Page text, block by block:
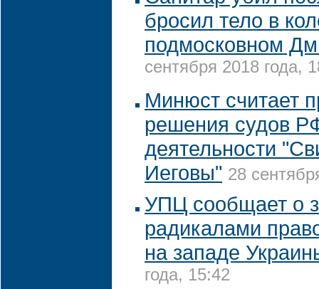
бросил тело в
подмосковном
сентября 2018 года,
Минюст считает
решения судов
деятельности
Иеговы" 28
УПЦ сообщает о
радикалами
на западе
года, 15:42